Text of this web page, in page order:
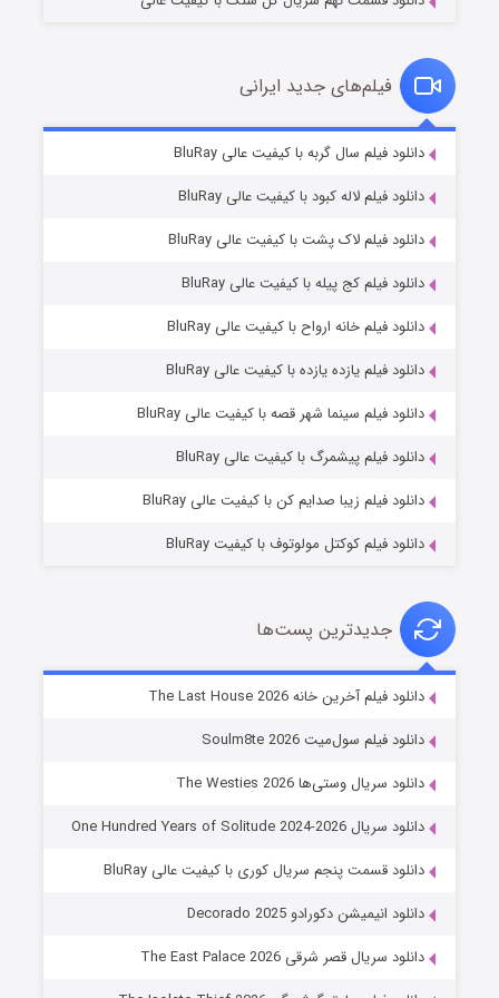
قسمت۷ (زیرنویس) منتشر شد
خاندان اژدها فصل ۳
جادوگری در مغولستان
فیلم‌های جدید ایرانی
دانلود فیلم سال گربه با کیفیت عالی BluRay
دانلود فیلم لاله کبود با کیفیت عالی BluRay
دانلود فیلم لاک پشت با کیفیت عالی BluRay
دانلود فیلم کج‌ پیله با کیفیت عالی BluRay
دانلود فیلم خانه ارواح با کیفیت عالی BluRay
دانلود فیلم یازده یازده با کیفیت عالی BluRay
دانلود فیلم سینما شهر قصه با کیفیت عالی BluRay
دانلود فیلم پیشمرگ با کیفیت عالی BluRay
دانلود فیلم زیبا صدایم کن با کیفیت عالی BluRay
دانلود فیلم کوکتل مولوتوف با کیفیت BluRay
جدیدترین پست‌ها
دانلود فیلم آخرین خانه The Last House 2026
دانلود فیلم سول‌میت Soulm8te 2026
دانلود سریال وستی‌ها The Westies 2026
دانلود سریال One Hundred Years of Solitude 2024-2026
دانلود قسمت پنجم سریال کوری با کیفیت عالی BluRay
دانلود انیمیشن دکورادو Decorado 2025
دانلود سریال قصر شرقی The East Palace 2026